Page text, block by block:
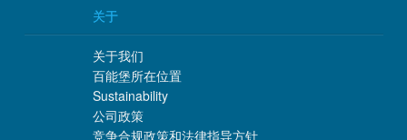
关于
关于我们
百能堡所在位置
Sustainability
公司政策
竞争合规政策和法律指导方针